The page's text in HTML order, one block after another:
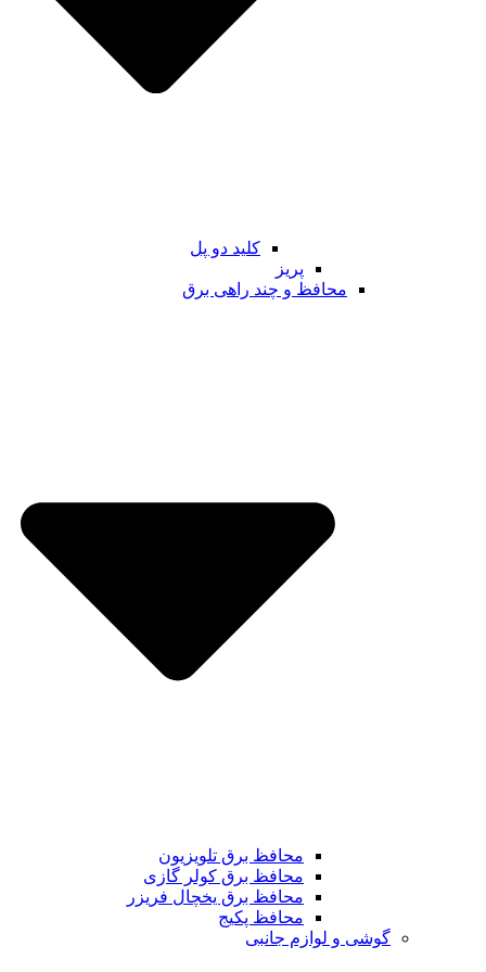
کلید دو پل
پریز
محافظ و چند راهی برق
محافظ برق تلویزیون
محافظ برق کولر گازی
محافظ برق یخچال فریزر
محافظ پکیج
گوشی و لوازم جانبی